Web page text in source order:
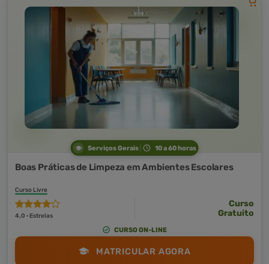
Serviços Gerais 10 a 60 horas
Boas Práticas de Limpeza em Ambientes Escolares
Curso Livre
4,0 · Estrelas
Curso
Gratuito
CURSO ON-LINE
MATRICULAR AGORA